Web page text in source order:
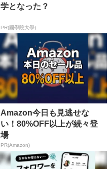
学となった？
PR(國學院大學)
Amazon今日も見逃せな
い！80%OFF以上が続々登
場
PR(Amazon)